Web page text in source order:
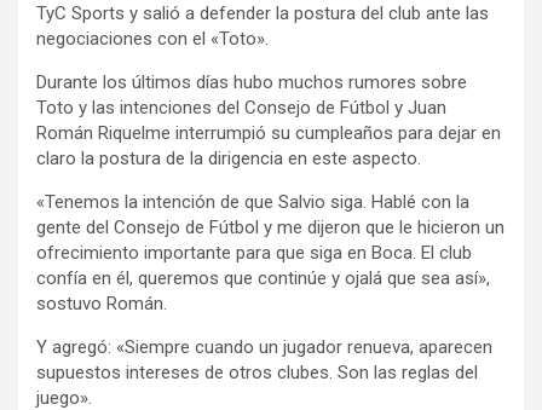
TyC Sports y salió a defender la postura del club ante las
negociaciones con el «Toto».
Durante los últimos días hubo muchos rumores sobre
Toto y las intenciones del Consejo de Fútbol y Juan
Román Riquelme interrumpió su cumpleaños para dejar en
claro la postura de la dirigencia en este aspecto.
«Tenemos la intención de que Salvio siga. Hablé con la
gente del Consejo de Fútbol y me dijeron que le hicieron un
ofrecimiento importante para que siga en Boca. El club
confía en él, queremos que continúe y ojalá que sea así»,
sostuvo Román.
Y agregó: «Siempre cuando un jugador renueva, aparecen
supuestos intereses de otros clubes. Son las reglas del
juego».